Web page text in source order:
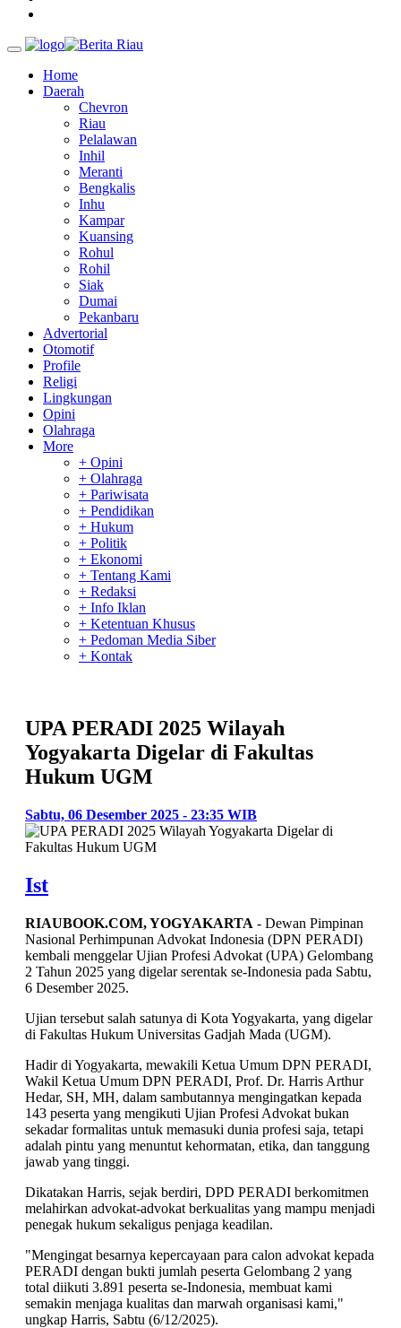
Home
Daerah
Chevron
Riau
Pelalawan
Inhil
Meranti
Bengkalis
Inhu
Kampar
Kuansing
Rohul
Rohil
Siak
Dumai
Pekanbaru
Advertorial
Otomotif
Profile
Religi
Lingkungan
Opini
Olahraga
More
+ Opini
+ Olahraga
+ Pariwisata
+ Pendidikan
+ Hukum
+ Politik
+ Ekonomi
+ Tentang Kami
+ Redaksi
+ Info Iklan
+ Ketentuan Khusus
+ Pedoman Media Siber
+ Kontak
UPA PERADI 2025 Wilayah
Yogyakarta Digelar di Fakultas
Hukum UGM
Sabtu, 06 Desember 2025 - 23:35 WIB
Ist
RIAUBOOK.COM, YOGYAKARTA - Dewan Pimpinan
Nasional Perhimpunan Advokat Indonesia (DPN PERADI)
kembali menggelar Ujian Profesi Advokat (UPA) Gelombang
2 Tahun 2025 yang digelar serentak se-Indonesia pada Sabtu,
6 Desember 2025.
Ujian tersebut salah satunya di Kota Yogyakarta, yang digelar
di Fakultas Hukum Universitas Gadjah Mada (UGM).
Hadir di Yogyakarta, mewakili Ketua Umum DPN PERADI,
Wakil Ketua Umum DPN PERADI, Prof. Dr. Harris Arthur
Hedar, SH, MH, dalam sambutannya mengingatkan kepada
143 peserta yang mengikuti Ujian Profesi Advokat bukan
sekadar formalitas untuk memasuki dunia profesi saja, tetapi
adalah pintu yang menuntut kehormatan, etika, dan tanggung
jawab yang tinggi.
Dikatakan Harris, sejak berdiri, DPD PERADI berkomitmen
melahirkan advokat-advokat berkualitas yang mampu menjadi
penegak hukum sekaligus penjaga keadilan.
"Mengingat besarnya kepercayaan para calon advokat kepada
PERADI dengan bukti jumlah peserta Gelombang 2 yang
total diikuti 3.891 peserta se-Indonesia, membuat kami
semakin menjaga kualitas dan marwah organisasi kami,"
ungkap Harris, Sabtu (6/12/2025).